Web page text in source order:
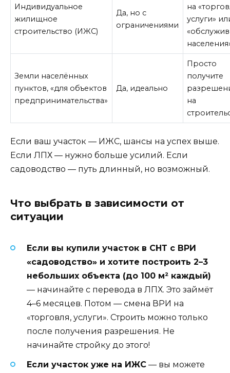
Индивидуальное
жилищное
строительство (ИЖС)
Да, но с
ограничениями
на
услуги»
Земли населённых
пунктов, «для объектов
предпринимательства»
Да, идеально
Просто
получите
на
Если ваш участок — ИЖС, шансы на успех выше.
Если ЛПХ — нужно больше усилий. Если
садоводство — путь длинный, но возможный.
Что выбрать в зависимости от
ситуации
Если вы купили участок в СНТ с ВРИ
«садоводство» и хотите построить 2–3
небольших объекта (до 100 м² каждый)
— начинайте с перевода в ЛПХ. Это займёт
4–6 месяцев. Потом — смена ВРИ на
«торговля, услуги». Строить можно только
после получения разрешения. Не
начинайте стройку до этого!
Если участок уже на ИЖС — вы можете